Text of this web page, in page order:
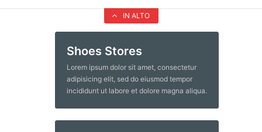
IN ALTO
Shoes Stores
Lorem ipsum dolor sit amet, consectetur
adipisicing elit, sed do eiusmod tempor
incididunt ut labore et dolore magna aliqua.